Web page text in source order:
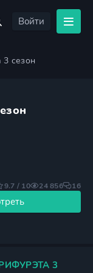
Войти
3 сезон
9.7 / 10 24 856 16
3